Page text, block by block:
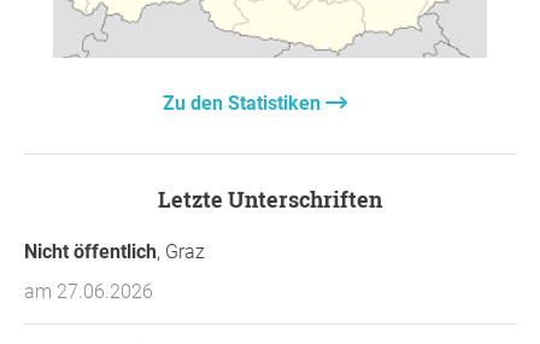
Zu den Statistiken
Letzte Unterschriften
Nicht öffentlich, Graz
am 27.06.2026